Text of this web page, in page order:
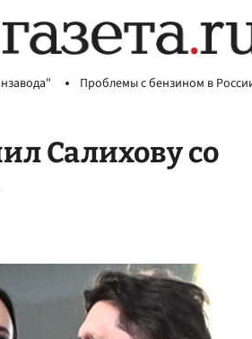
Проблемы с бензином в
Салихову со